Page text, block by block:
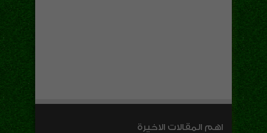
اهم المقالات الاخيرة